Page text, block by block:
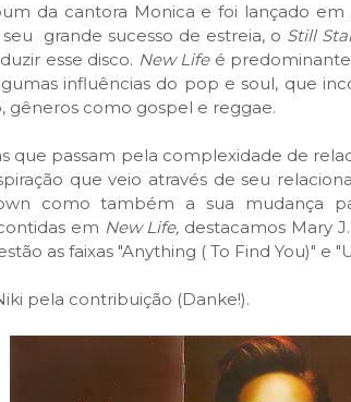
da cantora Monica e foi lançado em
grande sucesso de estreia, o Still
esse disco. New Life é
influências do pop e soul, que
como gospel e reggae.
que passam pela complexidade de
que veio através de seu
como também a sua mudança
em New Life, destacamos Mary
as faixas "Anything ( To Find You)" e
pela contribuição (Danke!).